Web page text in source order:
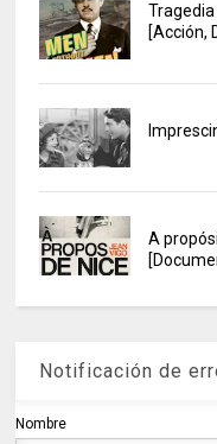
[Acción,
A
Notificación de
Nombre